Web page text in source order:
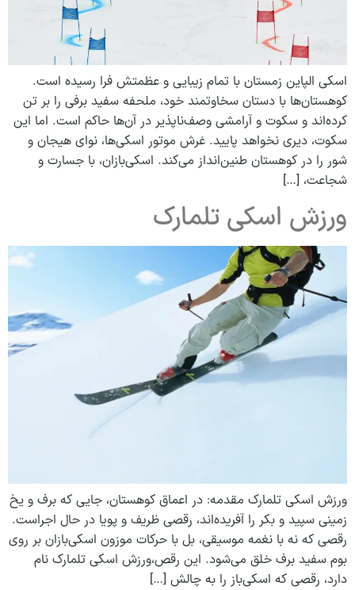
اسکی الپاین زمستان با تمام زیبایی و عظمتش فرا رسیده است.
کوهستان‌ها با دستان سخاوتمند خود، ‌ملحفه سفید برفی را بر تن
کرده‌اند و سکوت و آرامشی وصف‌ناپذیر در آن‌ها حاکم است. اما این
سکوت، دیری نخواهد پایید. غرش موتور اسکی‌ها، نوای هیجان و
شور را در کوهستان طنین‌انداز می‌کند. اسکی‌بازان، با جسارت و
شجاعت، […]
ورزش اسکی تلمارک
ورزش اسکی تلمارک مقدمه: در اعماق کوهستان، جایی که برف و یخ
زمینی سپید و بکر را آفریده‌اند، رقصی ظریف و پویا در حال اجراست.
رقصی که نه با نغمه موسیقی، بل با حرکات موزون اسکی‌بازان بر روی
بوم سفید برف خلق می‌شود. این رقص،ورزش اسکی تلمارک نام
دارد، رقصی که اسکی‌باز را به چالش […]